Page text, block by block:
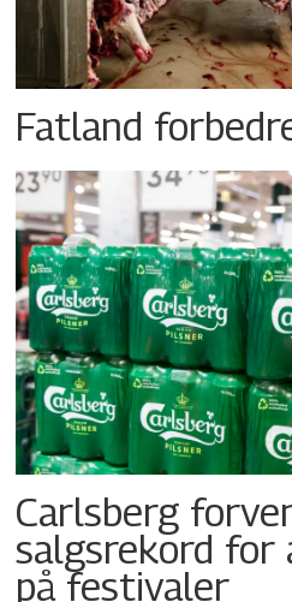
Fatland
Carlsberg
salgsrekord
på festivaler